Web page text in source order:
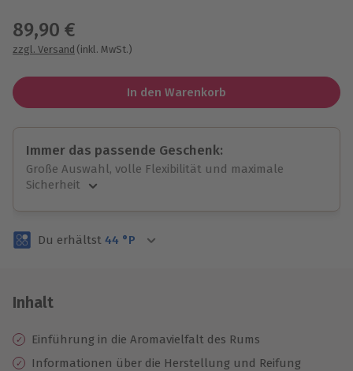
89,90 €
zzgl. Versand (inkl. MwSt.)
In den Warenkorb
Immer das passende Geschenk:
Große Auswahl, volle Flexibilität und maximale
Sicherheit
Volle Flexibilität
3 Jahre gültig & verlängerbar.
Du erhältst 44 °P
Inhalt
Einführung in die Aromavielfalt des Rums
Informationen über die Herstellung und Reifung